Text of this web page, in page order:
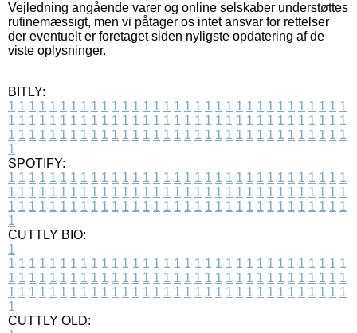
Vejledning angående varer og online selskaber understøttes
rutinemæssigt, men vi påtager os intet ansvar for rettelser
der eventuelt er foretaget siden nyligste opdatering af de
viste oplysninger.
BITLY:
1 1 1 1 1 1 1 1 1 1 1 1 1 1 1 1 1 1 1 1 1 1 1 1 1 1 1 1 1 1 1 1 1
1 1 1 1 1 1 1 1 1 1 1 1 1 1 1 1 1 1 1 1 1 1 1 1 1 1 1 1 1 1 1 1 1
1 1 1 1 1 1 1 1 1 1 1 1 1 1 1 1 1 1 1 1 1 1 1 1 1 1 1 1 1 1 1 1 1
1
SPOTIFY:
1 1 1 1 1 1 1 1 1 1 1 1 1 1 1 1 1 1 1 1 1 1 1 1 1 1 1 1 1 1 1 1 1
1 1 1 1 1 1 1 1 1 1 1 1 1 1 1 1 1 1 1 1 1 1 1 1 1 1 1 1 1 1 1 1 1
1 1 1 1 1 1 1 1 1 1 1 1 1 1 1 1 1 1 1 1 1 1 1 1 1 1 1 1 1 1 1 1 1
1
CUTTLY BIO:
1
1 1 1 1 1 1 1 1 1 1 1 1 1 1 1 1 1 1 1 1 1 1 1 1 1 1 1 1 1 1 1 1 1
1 1 1 1 1 1 1 1 1 1 1 1 1 1 1 1 1 1 1 1 1 1 1 1 1 1 1 1 1 1 1 1 1
1 1 1 1 1 1 1 1 1 1 1 1 1 1 1 1 1 1 1 1 1 1 1 1 1 1 1 1 1 1 1 1 1
1
CUTTLY OLD: